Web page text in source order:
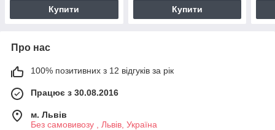
Купити Купити
Про нас
100% позитивних з 12 відгуків за рік
Працює з 30.08.2016
м. Львів
Без самовивозу , Львів, Україна